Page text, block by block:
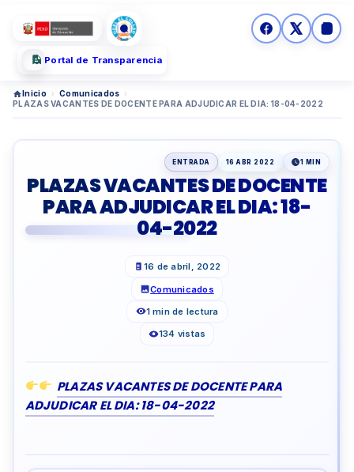
Portal de Transparencia
Inicio › Comunicados ›
PLAZAS VACANTES DE DOCENTE PARA ADJUDICAR EL DIA: 18-04-2022
ENTRADA 16 ABR 2022 1 MIN
PLAZAS VACANTES DE DOCENTE
PARA ADJUDICAR EL DIA: 18-
04-2022
16 de abril, 2022
Comunicados
1 min de lectura
134 vistas
PLAZAS VACANTES DE DOCENTE PARA
ADJUDICAR EL DIA: 18-04-2022